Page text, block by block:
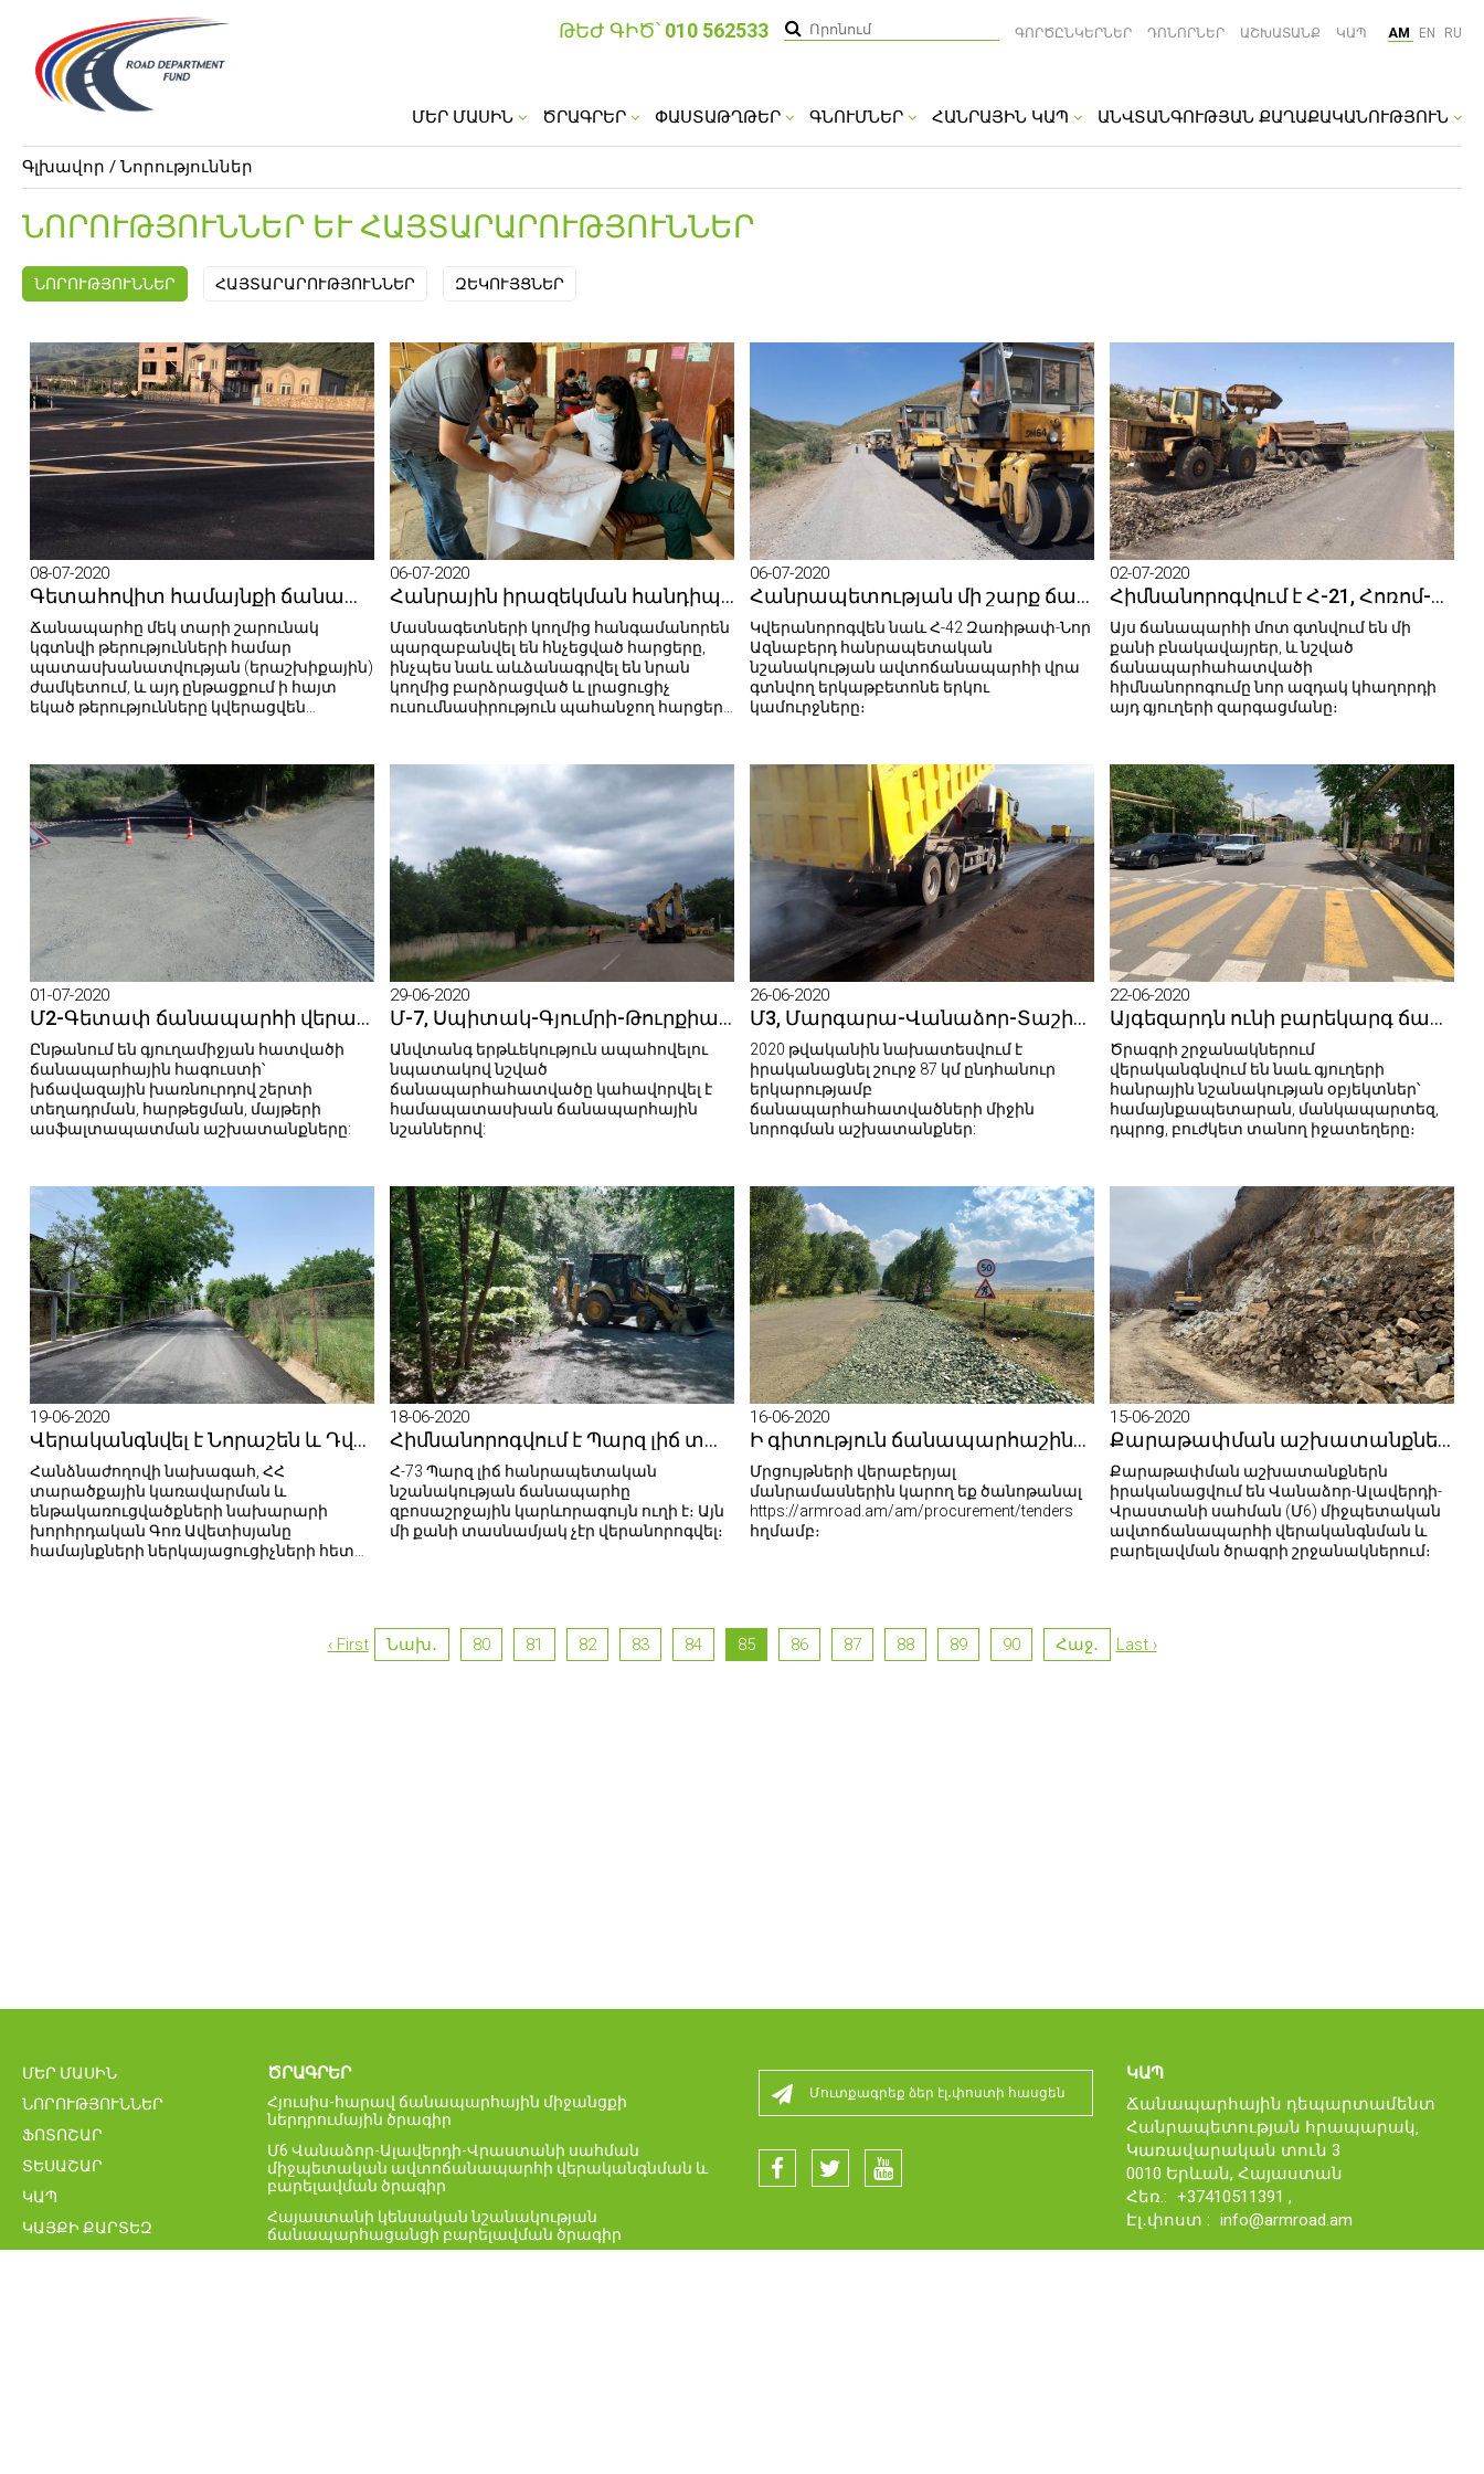
ՄԵՐ ՄԱՍԻՆ ԾՐԱԳՐԵՐ ՓԱՍՏԱԹՂԹԵՐ ԳՆՈՒՄՆԵՐ ՀԱՆՐԱՅԻՆ ԿԱՊ ԱՆՎՏԱՆԳՈՒԹՅԱՆ ՔԱՂԱՔԱԿԱՆՈՒԹՅՈՒՆ
ԹԵԺ ԳԻԾ՝ 010 562533 ԳՈՐԾԸՆԿԵՐՆԵՐ ԴՈՆՈՐՆԵՐ ԱՇԽԱՏԱՆՔ ԿԱՊ AM EN RU
Գլխավոր / Նորություններ
ՆՈՐՈՒԹՅՈՒՆՆԵՐ ԵՒ ՀԱՅՏԱՐԱՐՈՒԹՅՈՒՆՆԵՐ
ՆՈՐՈՒԹՅՈՒՆՆԵՐ ՀԱՅՏԱՐԱՐՈՒԹՅՈՒՆՆԵՐ ԶԵԿՈՒՅՑՆԵՐ
08-07-2020
Գետահովիտ համայնքի ճանապարհի վերականգնումը կնպաստի համայնքի զարգացմանը
Ճանապարհը մեկ տարի շարունակ
կգտնվի թերությունների համար
պատասխանատվության (երաշխիքային)
ժամկետում‚ և այդ ընթացքում ի հայտ
եկած թերությունները կվերացվեն
06-07-2020
Հանրային իրազեկման հանդիպումներ՝ Բենիամինում և Լուսակերտում
Մասնագետների կողմից հանգամանորեն
պարզաբանվել են հնչեցված հարցերը,
ինչպես նաև աևձանագրվել են նրան
կողմից բարձրացված և լրացուցիչ
ուսումնասիրություն պահանջող հարցերն
06-07-2020
Հանրապետության մի շարք ճանապարհներին կատարվում են հիմնանորոգման աշխատանքներ
Կվերանորոգվեն նաև Հ-42 Զառիթափ-Նոր
Ազնաբերդ հանրապետական
նշանակության ավտոճանապարհի վրա
գտնվող երկաթբետոնե երկու
կամուրջները։
02-07-2020
Հիմնանորոգվում է Հ-21, Հոռոմ-Արթիկ-Ալագյազ ավտոճանապարհի 4.5 կմ հատվածը
Այս ճանապարհի մոտ գտնվում են մի
քանի բնակավայրեր‚ և նշված
ճանապարհահատվածի
հիմնանորոգումը նոր ազդակ կհաղորդի
այդ գյուղերի զարգացմանը։
01-07-2020
Մ2-Գետափ ճանապարհի վերականգնման աշխատանքներն ընթացքի մեջ են
Ընթանում են գյուղամիջյան հատվածի
ճանապարհային հագուստի՝
խճավազային խառնուրդով շերտի
տեղադրման, հարթեցման, մայթերի
ասֆալտապատման աշխատանքները:
29-06-2020
Մ-7‚ Սպիտակ-Գյումրի-Թուրքիայի սահման միջպետական ճանապարհին մեկնարկել են 17,9 կմ հատվածի միջին նորոգման աշխատանքները
Անվտանգ երթևեկություն ապահովելու
նպատակով նշված
ճանապարհահատվածը կահավորվել է
համապատասխան ճանապարհային
նշաններով:
26-06-2020
Մ3, Մարգարա-Վանաձոր-Տաշիր-Վրասատանի սահման միջպետական ճանապարհի վրա մեկնարկել են միջին նորոգման աշխատանքները
2020 թվականին նախատեսվում է
իրականացնել շուրջ 87 կմ ընդհանուր
երկարությամբ
ճանապարհահատվածների միջին
նորոգման աշխատանքներ:
22-06-2020
Այգեզարդն ունի բարեկարգ ճանապարհ
Ծրագրի շրջանակներում
վերականգնվում են նաև գյուղերի
հանրային նշանակության օբյեկտներ՝
համայնքապետարան, մանկապարտեզ,
դպրոց, բուժկետ տանող իջատեղերը։
19-06-2020
Վերականգնվել է Նորաշեն և Դվին համայնքների միջով անցնող ճանապարհը
Հանձնաժողովի նախագահ‚ ՀՀ
տարածքային կառավարման և
ենթակառուցվածքների նախարարի
խորհրդական Գոռ Ավետիսյանը
համայնքների ներկայացուցիչների հետ
18-06-2020
Հիմնանորոգվում է Պարզ լիճ տանող ճանապարհը
Հ-73 Պարզ լիճ հանրապետական
նշանակության ճանապարհը
զբոսաշրջային կարևորագույն ուղի է։ Այն
մի քանի տասնամյակ չէր վերանորոգվել։
16-06-2020
Ի գիտություն ճանապարհաշինական ընկերությունների. հայտարարված են մի շարք ճանապարհների վերականգնման աշխատանքների մրցույթներ
Մրցույթների վերաբերյալ
մանրամասներին կարող եք ծանոթանալ
https://armroad.am/am/procurement/tenders
հղմամբ։
15-06-2020
Քարաթափման աշխատանքների պատճառով Նեղոցի ենթակայանից մինչև Հաղպատի խաչմերուկ հահատվածը ժամանակավորապես փակ է լինելու երթևեկության համար
Քարաթափման աշխատանքներն
իրականացվում են Վանաձոր-Ալավերդի-
Վրաստանի սահման (Մ6) միջպետական
ավտոճանապարհի վերականգնման և
բարելավման ծրագրի շրջանակներում։
‹ First Նախ․ 80 81 82 83 84 85 86 87 88 89 90 Հաջ․ Last ›
ՄԵՐ ՄԱՍԻՆ
ՆՈՐՈՒԹՅՈՒՆՆԵՐ
ՖՈՏՈՇԱՐ
ՏԵՍԱՇԱՐ
ԿԱՊ
ԿԱՅՔԻ ՔԱՐՏԵԶ
ԾՐԱԳՐԵՐ
Հյուսիս-հարավ ճանապարհային միջանցքի
ներդրումային ծրագիր
Մ6 Վանաձոր-Ալավերդի-Վրաստանի սահման
միջպետական ավտոճանապարհի վերականգնման և
բարելավման ծրագիր
Հայաստանի կենսական նշանակության
ճանապարհացանցի բարելավման ծրագիր
ԿԱՊ
Ճանապարհային դեպարտամենտ
Հանրապետության հրապարակ‚
Կառավարական տուն 3
0010 Երևան, Հայաստան
Հեռ.: +37410511391,
Էլ․փոստ : info@armroad.am